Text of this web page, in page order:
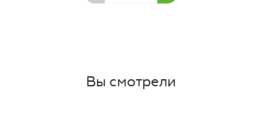
Вы смотрели